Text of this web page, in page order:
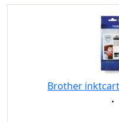
Brother